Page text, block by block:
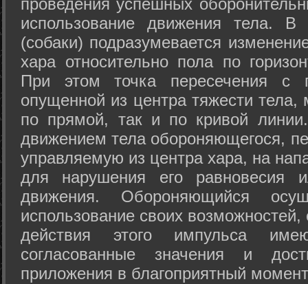
проведения успешных
использование движения тела.
(собаки) подразумевается
хара относительно пола по
При этом точка пересечения с
опущенной из центра тяжести
по прямой, так и по кривой
движением тела обороняющегося,
управляемую из центра хара, на
для нарушения его равновесия
движения. Обороняющийся
использование своих
действия этого импульса
согласованные значения и
приложения в благоприятный